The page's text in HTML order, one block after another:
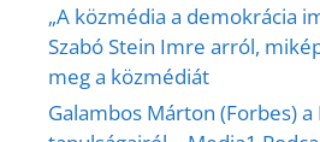
„A közmédia a demokrácia
Szabó Stein Imre arról,
meg a közmédiát
Galambos Márton (Forbes)